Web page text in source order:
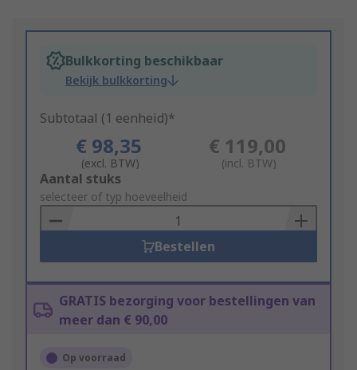
Bulkkorting beschikbaar
Bekijk bulkkorting
Subtotaal (1 eenheid)*
€ 98,35
(excl. BTW)
€ 119,00
(incl. BTW)
Add
to
Basket
Aantal stuks
selecteer of typ hoeveelheid
Bestellen
GRATIS bezorging voor bestellingen van
meer dan € 90,00
Op voorraad